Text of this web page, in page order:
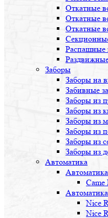
Откатные
Откатные
Откатные
Распашные
Заборы
Заборы на
Забивные
Заборы из
Заборы из
Заборы из
Заборы из
Заборы из
Заборы из
Автоматика
Came
Nice
Nice